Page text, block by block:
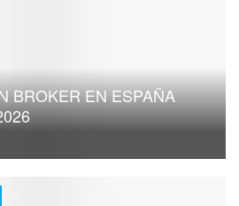
BROKER EN ESPAÑA